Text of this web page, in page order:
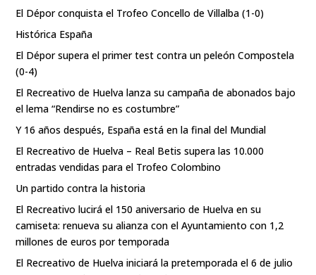
El Dépor conquista el Trofeo Concello de Villalba (1-0)
Histórica España
El Dépor supera el primer test contra un peleón Compostela
(0-4)
El Recreativo de Huelva lanza su campaña de abonados bajo
el lema “Rendirse no es costumbre”
Y 16 años después, España está en la final del Mundial
El Recreativo de Huelva – Real Betis supera las 10.000
entradas vendidas para el Trofeo Colombino
Un partido contra la historia
El Recreativo lucirá el 150 aniversario de Huelva en su
camiseta: renueva su alianza con el Ayuntamiento con 1,2
millones de euros por temporada
El Recreativo de Huelva iniciará la pretemporada el 6 de julio